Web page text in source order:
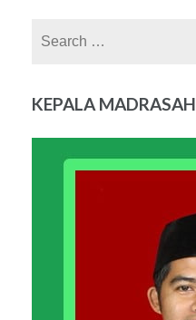
KEPALA MADRASAH